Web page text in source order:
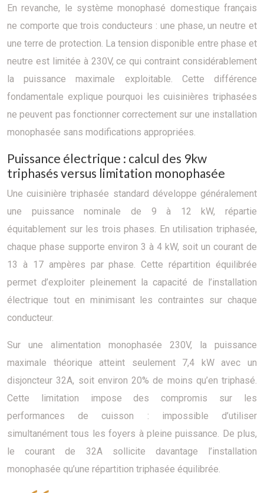
En revanche, le système monophasé domestique français
ne comporte que trois conducteurs : une phase, un neutre et
une terre de protection. La tension disponible entre phase et
neutre est limitée à 230V, ce qui contraint considérablement
la puissance maximale exploitable. Cette différence
fondamentale explique pourquoi les cuisinières triphasées
ne peuvent pas fonctionner correctement sur une installation
monophasée sans modifications appropriées.
Puissance électrique : calcul des 9kw
triphasés versus limitation monophasée
Une cuisinière triphasée standard développe généralement
une puissance nominale de 9 à 12 kW, répartie
équitablement sur les trois phases. En utilisation triphasée,
chaque phase supporte environ 3 à 4 kW, soit un courant de
13 à 17 ampères par phase. Cette répartition équilibrée
permet d’exploiter pleinement la capacité de l’installation
électrique tout en minimisant les contraintes sur chaque
conducteur.
Sur une alimentation monophasée 230V, la puissance
maximale théorique atteint seulement 7,4 kW avec un
disjoncteur 32A, soit environ 20% de moins qu’en triphasé.
Cette limitation impose des compromis sur les
performances de cuisson : impossible d’utiliser
simultanément tous les foyers à pleine puissance. De plus,
le courant de 32A sollicite davantage l’installation
monophasée qu’une répartition triphasée équilibrée.